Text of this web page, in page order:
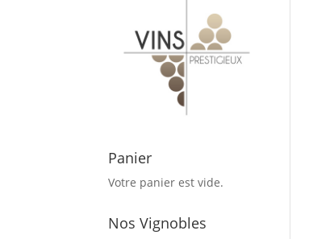
Panier
Votre panier est vide.
Nos Vignobles